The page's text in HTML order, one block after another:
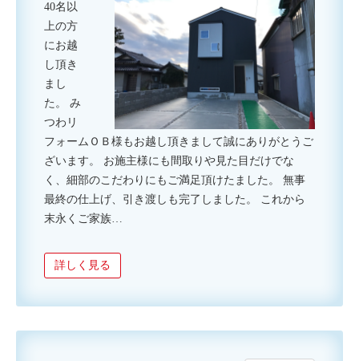
40名以
上の方
にお越
し頂き
まし
た。 み
つわリ
フォームＯＢ様もお越し頂きまして誠にありがとうご
ざいます。 お施主様にも間取りや見た目だけでな
く、細部のこだわりにもご満足頂けたました。 無事
最終の仕上げ、引き渡しも完了しました。 これから
末永くご家族…
詳しく見る